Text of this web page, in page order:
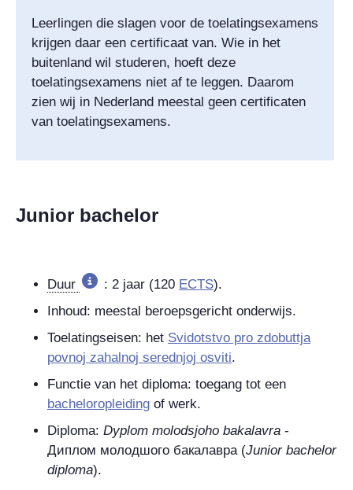
Leerlingen die slagen voor de toelatingsexamens
krijgen daar een certificaat van. Wie in het
buitenland wil studeren, hoeft deze
toelatingsexamens niet af te leggen. Daarom
zien wij in Nederland meestal geen certificaten
van toelatingsexamens.
Junior bachelor
Duur : 2 jaar (120 ECTS).
Inhoud: meestal beroepsgericht onderwijs.
Toelatingseisen: het Svidotstvo pro zdobuttja
povnoj zahalnoj serednjoj osviti.
Functie van het diploma: toegang tot een
bacheloropleiding of werk.
Diploma: Dyplom molodsjoho bakalavra -
Диплом молодшого бакалавра(Junior bachelor
diploma).